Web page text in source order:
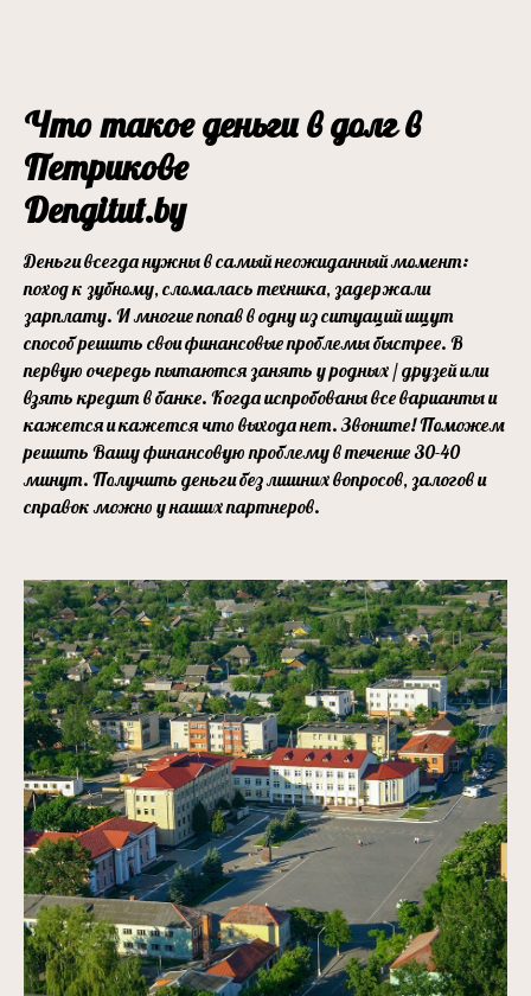
Что такое деньги в долг в
Петрикове
Dengitut.by
Деньги всегда нужны в самый неожиданный момент:
поход к зубному, сломалась техника, задержали
зарплату. И многие попав в одну из ситуаций ищут
способ решить свои финансовые проблемы быстрее. В
первую очередь пытаются занять у родных / друзей или
взять кредит в банке. Когда испробованы все варианты и
кажется и кажется что выхода нет. Звоните! Поможем
решить Вашу финансовую проблему в течение 30-40
минут. Получить деньги без лишних вопросов, залогов и
справок можно у наших партнеров.